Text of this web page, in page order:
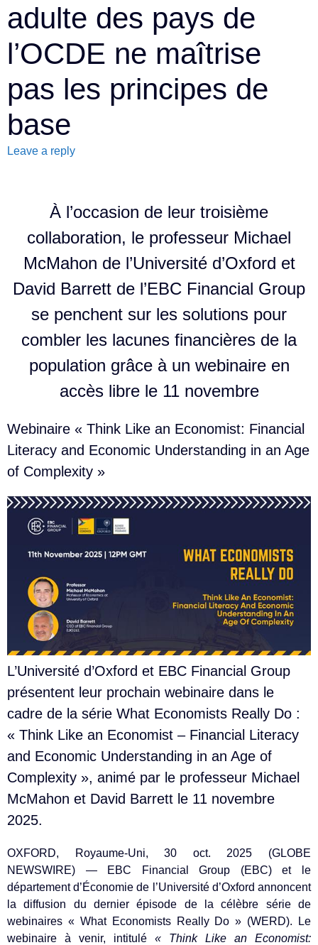
adulte des pays de
l’OCDE ne maîtrise
pas les principes de
base
Leave a reply
À l’occasion de leur troisième
collaboration, le professeur Michael
McMahon de l’Université d’Oxford et
David Barrett de l’EBC Financial Group
se penchent sur les solutions pour
combler les lacunes financières de la
population grâce à un webinaire en
accès libre le 11 novembre
Webinaire « Think Like an Economist: Financial
Literacy and Economic Understanding in an Age
of Complexity »
L’Université d’Oxford et EBC Financial Group
présentent leur prochain webinaire dans le
cadre de la série What Economists Really Do :
« Think Like an Economist – Financial Literacy
and Economic Understanding in an Age of
Complexity », animé par le professeur Michael
McMahon et David Barrett le 11 novembre
2025.
OXFORD, Royaume-Uni, 30 oct. 2025 (GLOBE
NEWSWIRE) — EBC Financial Group (EBC) et le
département d’Économie de l’Université d’Oxford annoncent
la diffusion du dernier épisode de la célèbre série de
webinaires « What Economists Really Do » (WERD). Le
webinaire à venir, intitulé « Think Like an Economist: